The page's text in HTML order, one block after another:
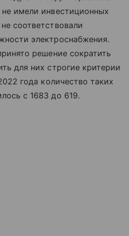
имели инвестиционных
соответствовали
электроснабжения.
решение сократить
для них строгие критерии
года количество таких
с 1683 до 619.